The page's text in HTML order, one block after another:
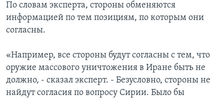
По словам эксперта, стороны обменяются
информацией по тем позициям, по которым они
согласны.
«Например, все стороны будут согласны с тем, что
оружие массового уничтожения в Иране быть не
должно, - сказал эксперт. - Безусловно, стороны не
найдут согласия по вопросу Сирии. Было бы